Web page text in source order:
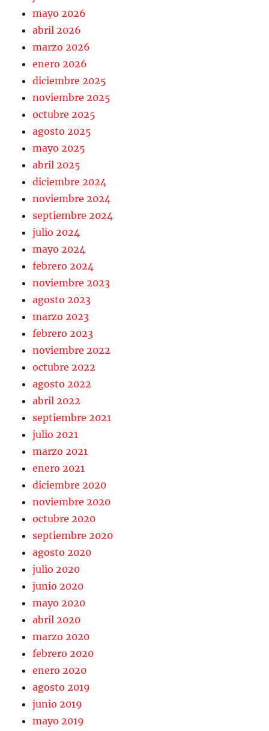
mayo 2026
abril 2026
marzo 2026
enero 2026
diciembre 2025
noviembre 2025
octubre 2025
agosto 2025
mayo 2025
abril 2025
diciembre 2024
noviembre 2024
septiembre 2024
julio 2024
mayo 2024
febrero 2024
noviembre 2023
agosto 2023
marzo 2023
febrero 2023
noviembre 2022
octubre 2022
agosto 2022
abril 2022
septiembre 2021
julio 2021
marzo 2021
enero 2021
diciembre 2020
noviembre 2020
octubre 2020
septiembre 2020
agosto 2020
julio 2020
junio 2020
mayo 2020
abril 2020
marzo 2020
febrero 2020
enero 2020
agosto 2019
junio 2019
mayo 2019